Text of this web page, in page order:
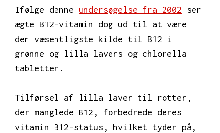
Ifølge denne undersøgelse fra 2002 ser
ægte B12-vitamin dog ud til at være
den væsentligste kilde til B12 i
grønne og lilla lavers og chlorella
tabletter.
Tilførsel af lilla laver til rotter,
der manglede B12, forbedrede deres
vitamin B12-status, hvilket tyder på,